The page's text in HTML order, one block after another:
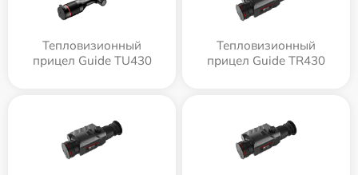
Тепловизионный
прицел Guide TU430
Тепловизионный
прицел Guide TR430